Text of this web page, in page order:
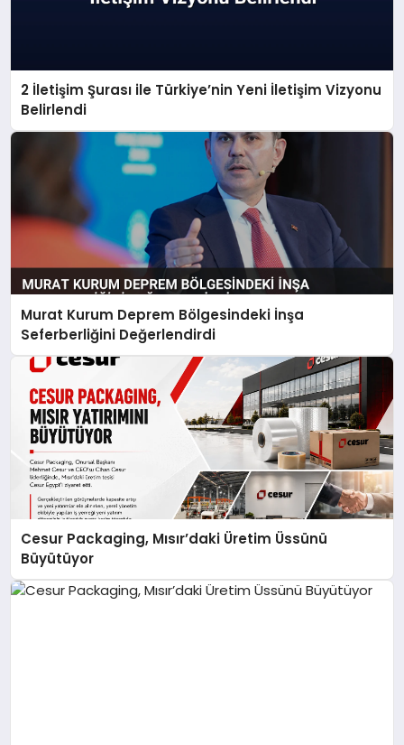
2 İletişim Şurası ile Türkiye’nin Yeni İletişim Vizyonu
Belirlendi
Murat Kurum Deprem Bölgesindeki İnşa
Seferberliğini Değerlendirdi
Cesur Packaging, Mısır’daki Üretim Üssünü
Büyütüyor